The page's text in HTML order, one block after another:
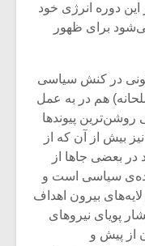
دوره انرژی خود
برای ظهور
در کنش سیاسی
هم در به عمل
پیوندها
بیش از آن که از
بعضی جاها از
سیاسی است و
بیرون اهداف
پویای نیروهای
از پیش و
سکانسی